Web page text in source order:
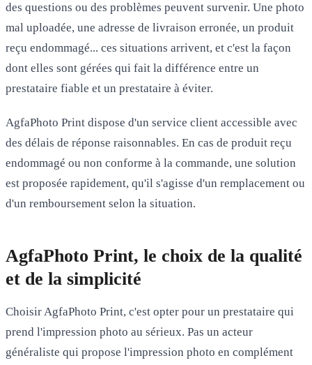
des questions ou des problèmes peuvent survenir. Une photo
mal uploadée, une adresse de livraison erronée, un produit
reçu endommagé... ces situations arrivent, et c'est la façon
dont elles sont gérées qui fait la différence entre un
prestataire fiable et un prestataire à éviter.
AgfaPhoto Print dispose d'un service client accessible avec
des délais de réponse raisonnables. En cas de produit reçu
endommagé ou non conforme à la commande, une solution
est proposée rapidement, qu'il s'agisse d'un remplacement ou
d'un remboursement selon la situation.
AgfaPhoto Print, le choix de la qualité
et de la simplicité
Choisir AgfaPhoto Print, c'est opter pour un prestataire qui
prend l'impression photo au sérieux. Pas un acteur
généraliste qui propose l'impression photo en complément